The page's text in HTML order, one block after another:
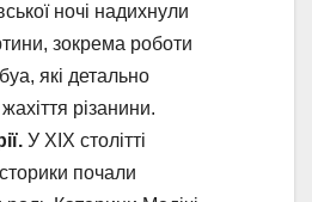
ночі надихнули
зокрема роботи
які детально
різанини.
У XIX столітті
почали